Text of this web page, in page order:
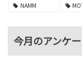
NAMM
今月のアンケ